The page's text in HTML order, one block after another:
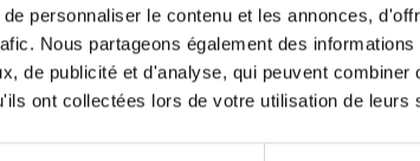
personnaliser le contenu et les annonces,
Nous partageons également des
de publicité et d'analyse, qui peuvent
ont collectées lors de votre utilisation de leurs
que l’aménagement de votre bureau
de câblage intégrés ainsi que nos
en toute sécurité. Pour les
bureau doit fournir un dégagement